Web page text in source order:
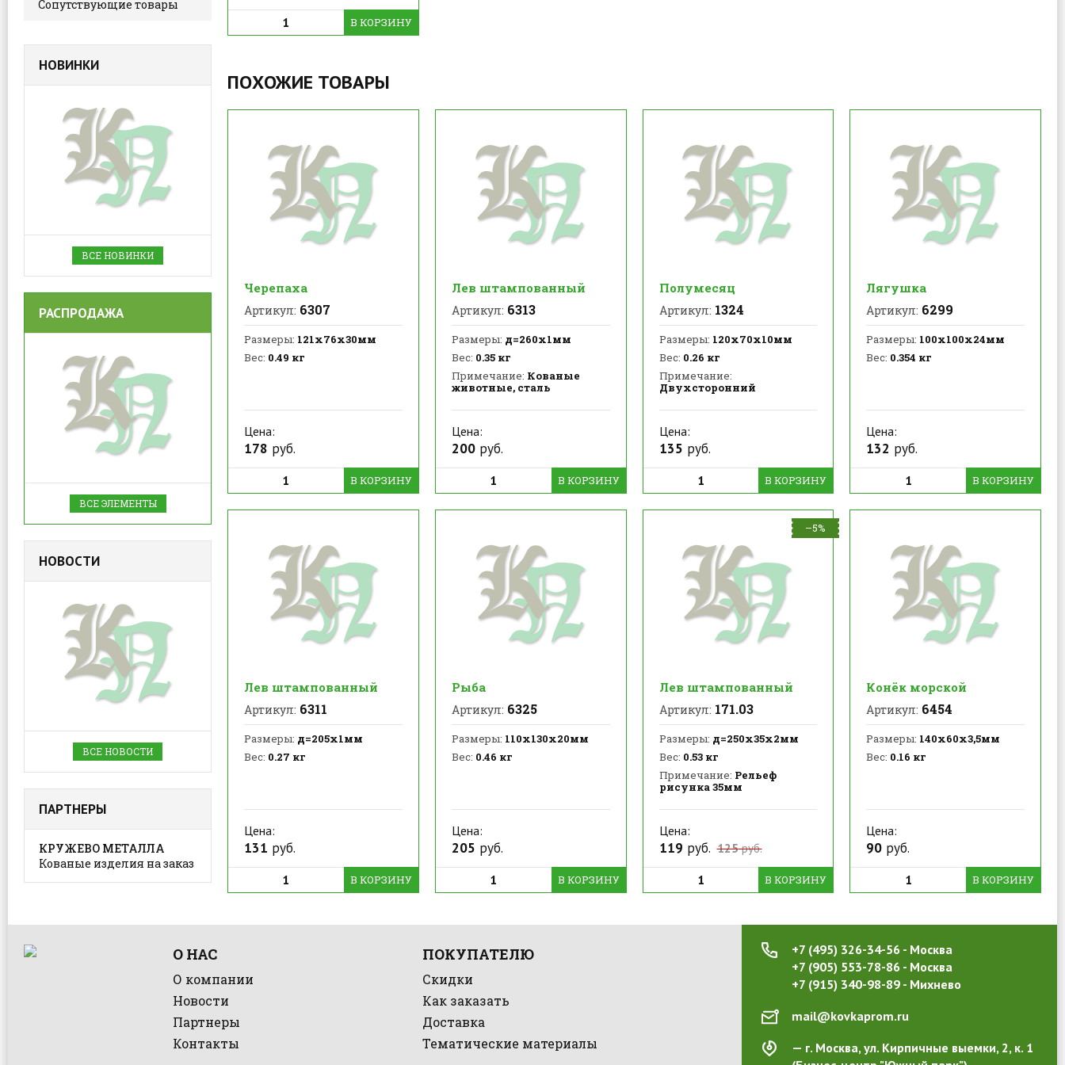
Сопутствующие товары
НОВИНКИ
ВСЕ НОВИНКИ
РАСПРОДАЖА
ВСЕ ЭЛЕМЕНТЫ
НОВОСТИ
ВСЕ НОВОСТИ
ПАРТНЕРЫ
КРУЖЕВО МЕТАЛЛА
Кованые изделия на заказ
В КОРЗИНУ
ПОХОЖИЕ ТОВАРЫ
Черепаха
Артикул: 6307
Размеры: 121х76х30мм
Вес: 0.49 кг
Цена:
178 руб.
В КОРЗИНУ
Лев штампованный
Артикул: 6313
Размеры: д=260х1мм
Вес: 0.35 кг
Примечание: Кованые
животные, сталь
Цена:
200руб.
В КОРЗИНУ
Полумесяц
Артикул: 1324
Размеры: 120х70х10мм
Вес: 0.26 кг
Примечание:
Двухсторонний
Цена:
135 руб.
В КОРЗИНУ
Лягушка
Артикул: 6299
Размеры: 100х100х24мм
Вес: 0.354 кг
Цена:
132 руб.
В КОРЗИНУ
Лев штампованный
Артикул: 6311
Размеры: д=205х1мм
Вес: 0.27 кг
Цена:
131 руб.
В КОРЗИНУ
Рыба
Артикул: 6325
Размеры: 110х130х20мм
Вес: 0.46 кг
Цена:
205 руб.
В КОРЗИНУ
–5%
Лев штампованный
Артикул: 171.03
Размеры: д=250х35х2мм
Вес: 0.53 кг
Примечание: Рельеф
рисунка 35мм
Цена:
119 руб. 125руб.
В КОРЗИНУ
Конёк морской
Артикул: 6454
Размеры: 140х60х3,5мм
Вес: 0.16 кг
Цена:
90 руб.
В КОРЗИНУ
О НАС
О компании
Новости
Партнеры
Контакты
ПОКУПАТЕЛЮ
Скидки
Как заказать
Доставка
Тематические материалы
+7 (495) 326-34-56 - Москва
+7 (905) 553-78-86 - Москва
+7 (915) 340-98-89 - Михнево
mail@kovkaprom.ru
г. Москва, ул. Кирпичные выемки, 2, к. 1